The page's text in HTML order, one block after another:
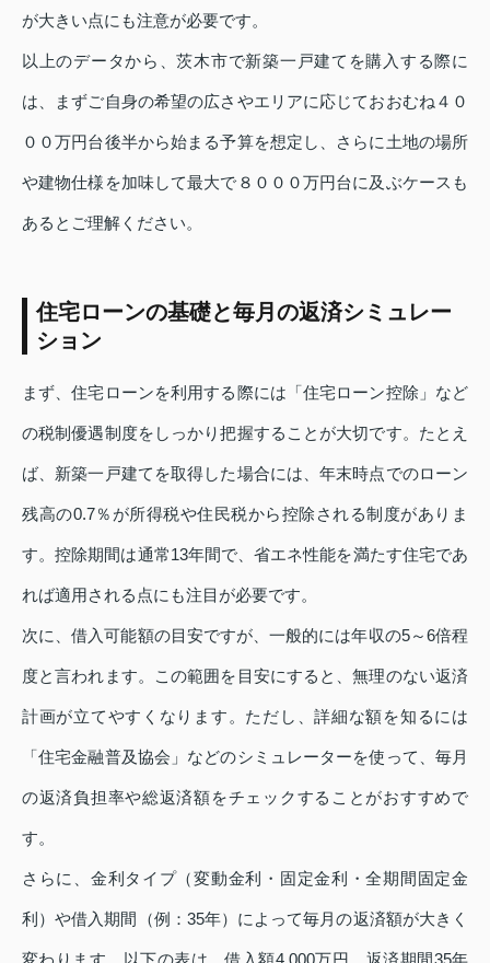
が大きい点にも注意が必要です。
以上のデータから、茨木市で新築一戸建てを購入する際に
は、まずご自身の希望の広さやエリアに応じておおむね４０
００万円台後半から始まる予算を想定し、さらに土地の場所
や建物仕様を加味して最大で８０００万円台に及ぶケースも
あるとご理解ください。
住宅ローンの基礎と毎月の返済シミュレー
ション
まず、住宅ローンを利用する際には「住宅ローン控除」など
の税制優遇制度をしっかり把握することが大切です。たとえ
ば、新築一戸建てを取得した場合には、年末時点でのローン
残高の0.7％が所得税や住民税から控除される制度がありま
す。控除期間は通常13年間で、省エネ性能を満たす住宅であ
れば適用される点にも注目が必要です。
次に、借入可能額の目安ですが、一般的には年収の5～6倍程
度と言われます。この範囲を目安にすると、無理のない返済
計画が立てやすくなります。ただし、詳細な額を知るには
「住宅金融普及協会」などのシミュレーターを使って、毎月
の返済負担率や総返済額をチェックすることがおすすめで
す。
さらに、金利タイプ（変動金利・固定金利・全期間固定金
利）や借入期間（例：35年）によって毎月の返済額が大きく